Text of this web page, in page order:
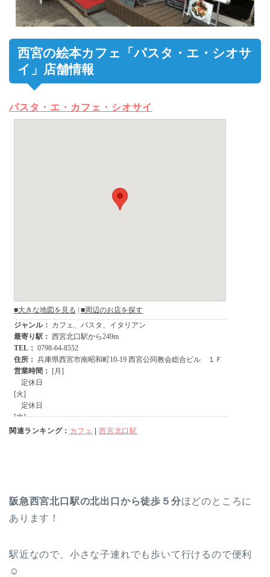
西宮の絵本カフェ「パスタ・エ・シオサ
イ」店舗情報
パスタ・エ・カフェ・シオサイ
関連ランキング： カフェ |西宮北口駅
阪急西宮北口駅の北出口から徒歩５分ほどのところに
あります！
駅近なので、小さな子連れでも歩いて行けるので便利
☺